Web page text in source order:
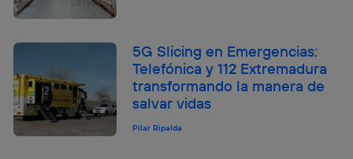
5G Slicing en Emergencias:
Telefónica y 112 Extremadura
transformando la manera de
salvar vidas
Pilar Ripalda